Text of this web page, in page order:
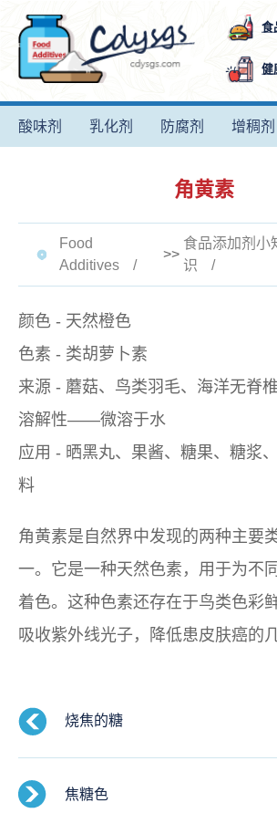
食
健
酸味剂 乳化剂 防腐剂 增稠剂
角黄素
Food
Additives
>>
食品添加剂小
识
颜色 - 天然橙色
色素 - 类胡萝卜素
来源 - 蘑菇、鸟类羽毛、海洋无脊
溶解性——微溶于水
应用 - 晒黑丸、果酱、糖果、糖浆
料
角黄素是自然界中发现的两种主要
一。它是一种天然色素，用于为不
着色。这种色素还存在于鸟类色彩
吸收紫外线光子，降低患皮肤癌的几
烧焦的糖
焦糖色